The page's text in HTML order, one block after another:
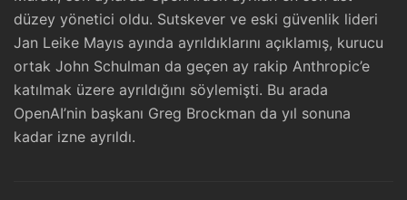
düzey yönetici oldu. Sutskever ve eski güvenlik lideri
Jan Leike Mayıs ayında ayrıldıklarını açıklamış, kurucu
ortak John Schulman da geçen ay rakip Anthropic’e
katılmak üzere ayrıldığını söylemişti. Bu arada
OpenAI’nin başkanı Greg Brockman da yıl sonuna
kadar izne ayrıldı.